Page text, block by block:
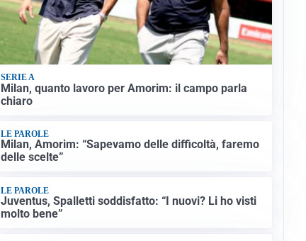
SERIE A
Milan, quanto lavoro per Amorim: il campo parla
chiaro
LE PAROLE
Milan, Amorim: “Sapevamo delle difficoltà, faremo
delle scelte”
LE PAROLE
Juventus, Spalletti soddisfatto: “I nuovi? Li ho visti
molto bene”